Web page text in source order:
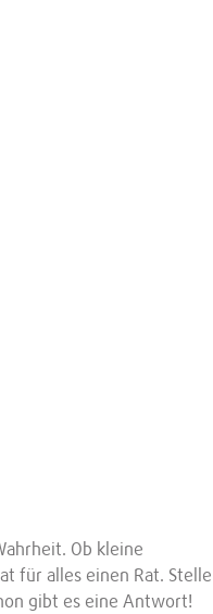
Ob kleine
für alles einen Rat. Stelle
gibt es eine Antwort!